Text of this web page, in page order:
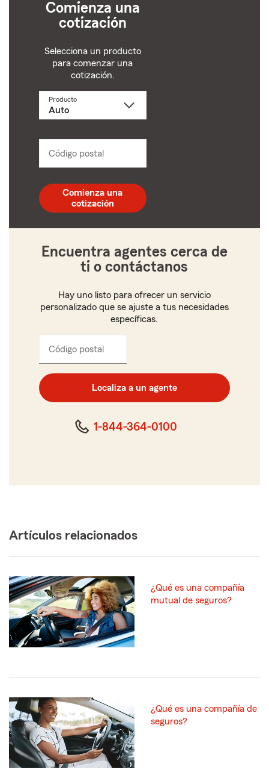
Comienza una
cotización
Selecciona un producto
para comenzar una
cotización.
ProductoSelecciona
Código postal
postal
de
5
Comienza una
cotización
Encuentra agentes cerca de
ti o contáctanos
Hay uno listo para ofrecer un servicio
personalizado que se ajuste a tus necesidades
específicas.
Código postal
código
postal
de
cinco
Localiza a un agente
1-844-364-0100
Artículos relacionados
¿Qué es una compañía
mutual de seguros?
¿Qué es una compañía de
seguros?